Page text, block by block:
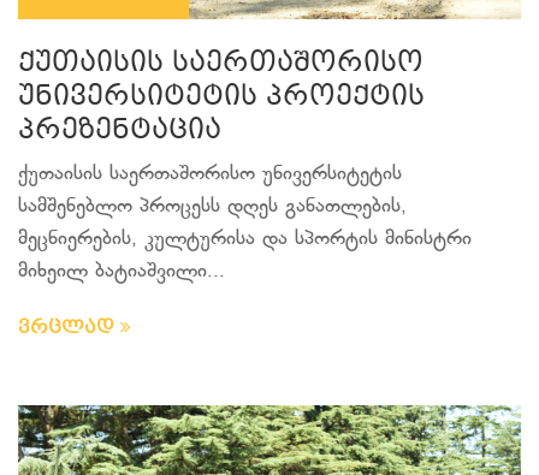
ქუთაისის საერთაშორისო
უნივერსიტეტის პროექტის
პრეზენტაცია
ქუთაისის საერთაშორისო უნივერსიტეტის
სამშენებლო პროცესს დღეს განათლების,
მეცნიერების, კულტურისა და სპორტის მინისტრი
მიხეილ ბატიაშვილი...
ვრცლად